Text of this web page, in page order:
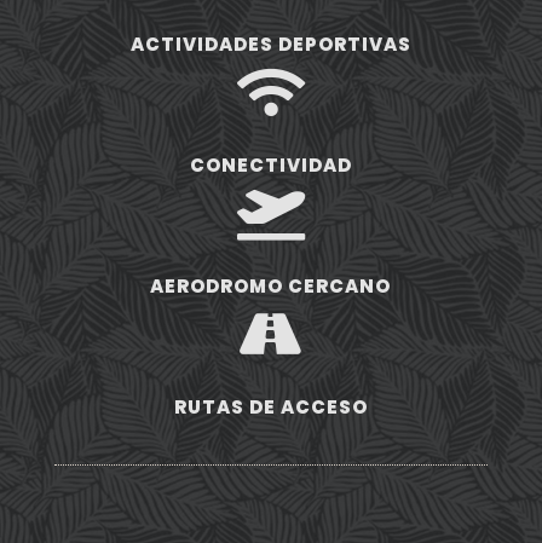
ACTIVIDADES DEPORTIVAS

CONECTIVIDAD

AERODROMO CERCANO

RUTAS DE ACCESO